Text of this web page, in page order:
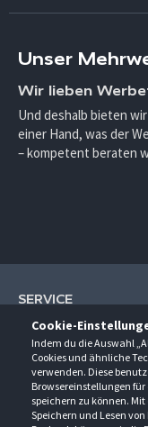
Cookie-
Indem du die Auswahl
Cookies und ähnliche
verwenden. Diese
Browsereinstellungen
speichern zu können.
Speichern und Lesen
Unser
Wir lieben
Und deshalb bieten
einer Hand, was der
– kompetent beraten
SERVICE
Hilfe und Information
Fragen und Antworten
Kontakt
Newsletter
UNTERNEHMEN
Über uns
Anfahrt
KONTAKT
Gröner-Schulze GmbH